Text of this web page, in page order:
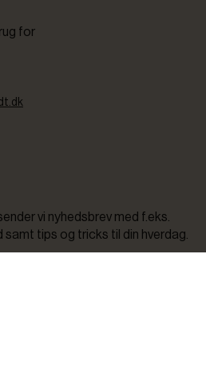
for
vi nyhedsbrev med f.eks.
tips og tricks til din hverdag.